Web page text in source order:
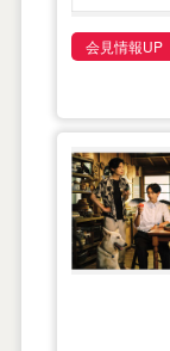
会見情報UP